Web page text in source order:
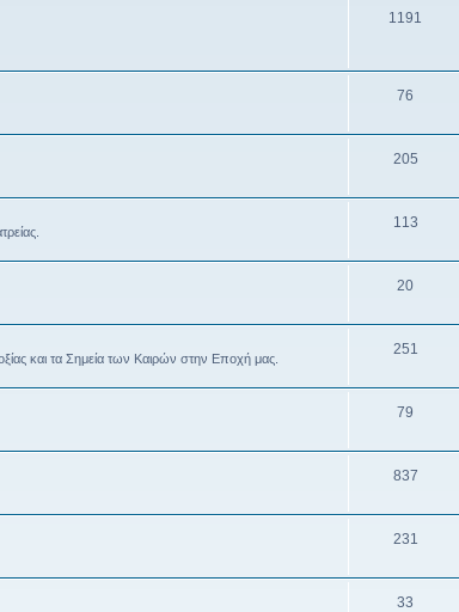
1191
76
205
113
20
και τα Σημεία των Καιρών στην Εποχή μας.
251
79
837
231
33